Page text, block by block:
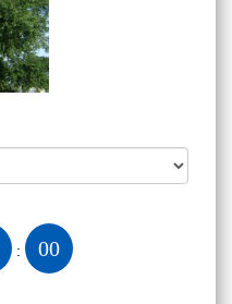
: 01